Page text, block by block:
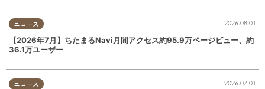
ニュース 2026.08.01
【2026年7月】ちたまるNavi月間アクセス約95.9万ページビュー、約
36.1万ユーザー
ニュース 2026.07.01